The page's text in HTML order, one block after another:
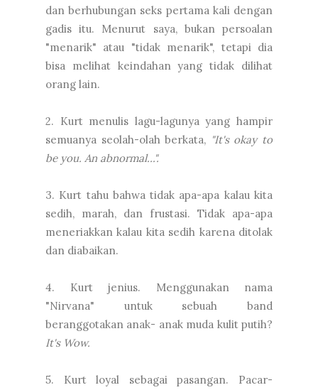
dan berhubungan seks pertama kali dengan
gadis itu. Menurut saya, bukan persoalan
"menarik" atau "tidak menarik", tetapi dia
bisa melihat keindahan yang tidak dilihat
orang lain.
2. Kurt menulis lagu-lagunya yang hampir
semuanya seolah-olah berkata, "It's okay to
be you. An abnormal...".
3. Kurt tahu bahwa tidak apa-apa kalau kita
sedih, marah, dan frustasi. Tidak apa-apa
meneriakkan kalau kita sedih karena ditolak
dan diabaikan.
4. Kurt jenius. Menggunakan nama
"Nirvana" untuk sebuah band
beranggotakan anak- anak muda kulit putih?
It's Wow.
5. Kurt loyal sebagai pasangan. Pacar-